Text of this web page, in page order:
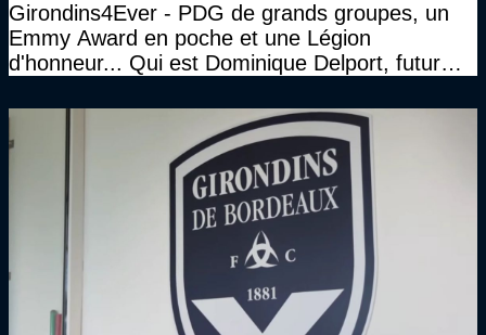
Girondins4Ever - PDG de grands groupes, un
Emmy Award en poche et une Légion
d'honneur... Qui est Dominique Delport, futur